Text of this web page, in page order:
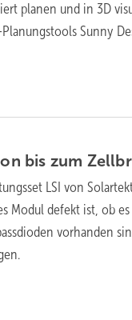
planen und in 3D
Sunny
bis zum
LSI von
Modul defekt ist, ob
vorhanden